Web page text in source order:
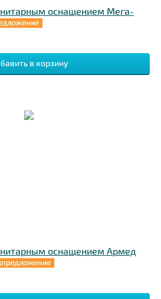
оснащением Мега-
оснащением Армед